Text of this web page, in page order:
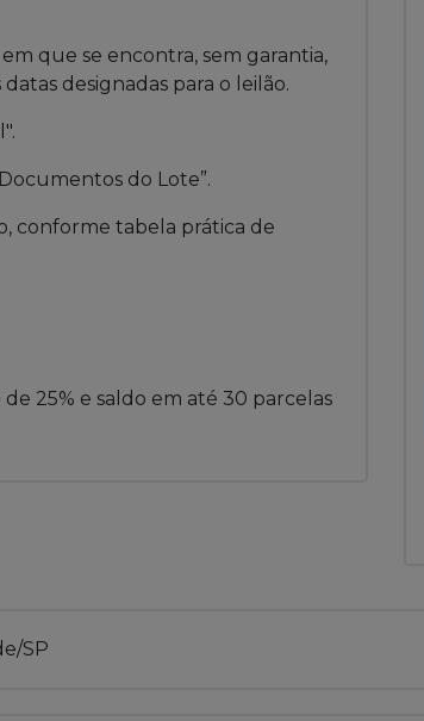
que se encontra, sem garantia,
designadas para o leilão.
do Lote”.
conforme tabela prática de
25% e saldo em até 30 parcelas
SP